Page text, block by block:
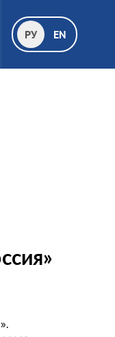
РУ EN
РУ